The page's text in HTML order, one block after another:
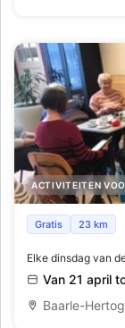
ACTIVITEITEN
De Warme
Gratis 23 km
Elke dinsdag van
Van 21 april
Baarle-Hertog